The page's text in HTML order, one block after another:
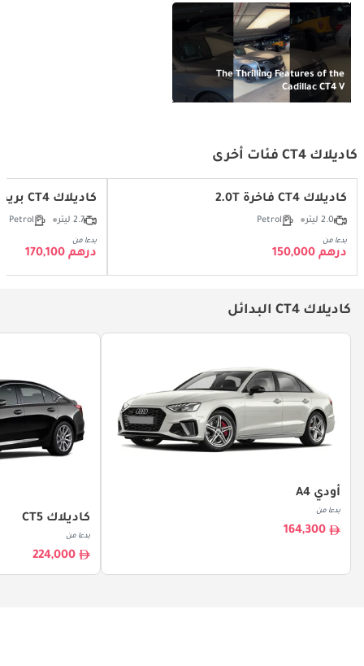
The Thrilling Features of the
Cadillac CT4 V
كاديلاك CT4 فئات أخرى
كاديلاك CT4 فاخرة 2.0T
2.0 ليتر Petrol
بدءا من
درهم 150,000
كاديلاك CT4 بريميوم لوكسري 2.7T
2.7 ليتر Petrol
بدءا من
درهم 170,100
كاديلاك CT4 البدائل
أودي A4
بدءا من
164,300
كاديلاك CT5
بدءا من
224,000